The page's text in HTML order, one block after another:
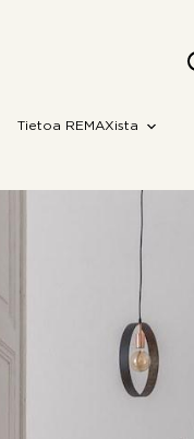
Tietoa REMAXista